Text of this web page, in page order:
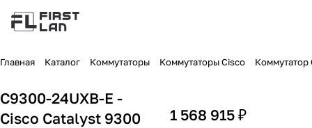
Главная Каталог Коммутаторы Коммутаторы Cisco Коммутатор
C9300-24UXB-E -
Cisco Catalyst 9300
1 568 915 ₽